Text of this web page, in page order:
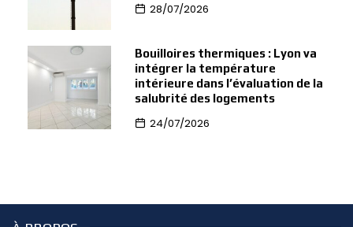
28/07/2026
Bouilloires thermiques : Lyon va
intégrer la température
intérieure dans l’évaluation de la
salubrité des logements
24/07/2026